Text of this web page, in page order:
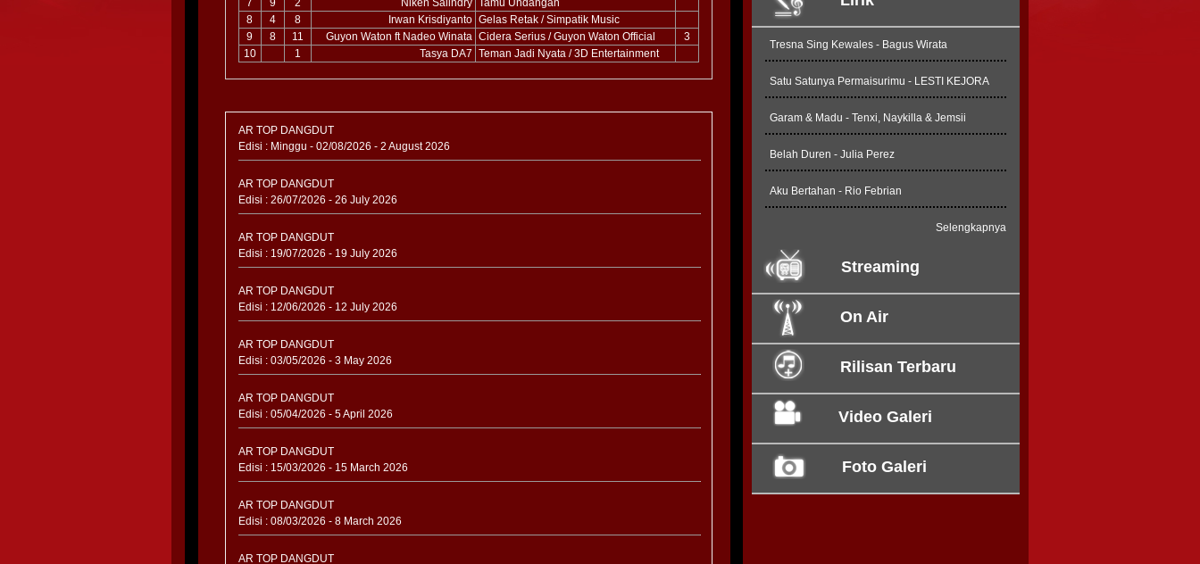
7
9 2 Niken Salindry Tamu Undangan
8
4 8 Irwan Krisdiyanto Gelas Retak / Simpatik Music
9
8 11 Guyon Waton ft Nadeo Winata Cidera Serius / Guyon Waton Official
3
10
1 Tasya DA7 Teman Jadi Nyata / 3D Entertainment
AR TOP DANGDUT
Edisi : Minggu - 02/08/2026 - 2 August 2026
AR TOP DANGDUT
Edisi : 26/07/2026 - 26 July 2026
AR TOP DANGDUT
Edisi : 19/07/2026 - 19 July 2026
AR TOP DANGDUT
Edisi : 12/06/2026 - 12 July 2026
AR TOP DANGDUT
Edisi : 03/05/2026 - 3 May 2026
AR TOP DANGDUT
Edisi : 05/04/2026 - 5 April 2026
AR TOP DANGDUT
Edisi : 15/03/2026 - 15 March 2026
AR TOP DANGDUT
Edisi : 08/03/2026 - 8 March 2026
AR TOP DANGDUT
Tresna Sing Kewales - Bagus Wirata
Satu Satunya Permaisurimu - LESTI KEJORA
Garam & Madu - Tenxi, Naykilla & Jemsii
Belah Duren - Julia Perez
Aku Bertahan - Rio Febrian
Selengkapnya
Streaming
On Air
Rilisan Terbaru
Video Galeri
Foto Galeri